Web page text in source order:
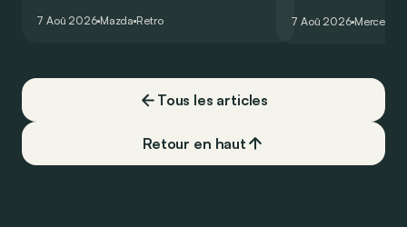
de la plus belle des manières…
7 Aoû 2026 Mazda Retro
moins…
7 Aoû 2026 Mercedes
Tous les articles
Retour en haut